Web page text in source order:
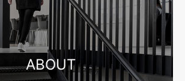
设公司怎么选？先看产品询盘字段
ABOUT